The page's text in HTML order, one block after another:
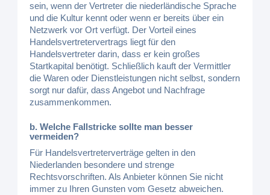
sein, wenn der Vertreter die niederländische Sprache
und die Kultur kennt oder wenn er bereits über ein
Netzwerk vor Ort verfügt. Der Vorteil eines
Handelsvertretervertrags liegt für den
Handelsvertreter darin, dass er kein großes
Startkapital benötigt. Schließlich kauft der Vermittler
die Waren oder Dienstleistungen nicht selbst, sondern
sorgt nur dafür, dass Angebot und Nachfrage
zusammenkommen.
b. Welche Fallstricke sollte man besser
vermeiden?
Für Handelsvertreterverträge gelten in den
Niederlanden besondere und strenge
Rechtsvorschriften. Als Anbieter können Sie nicht
immer zu Ihren Gunsten vom Gesetz abweichen.